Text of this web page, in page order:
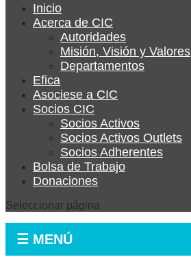
Inicio
Acerca de CIC
Autoridades
Misión, Visión y Valores
Departamentos
Efica
Asociese a CIC
Socios CIC
Socios Activos
Socios Activos Outlets
Socios Adherentes
Bolsa de Trabajo
Donaciones
Seleccionar página
☰ MENÚ